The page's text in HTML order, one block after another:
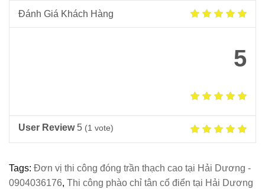
Đánh Giá Khách Hàng
5
User Review 5 (1 vote)
Tags: Đơn vị thi công đóng trần thạch cao tại Hải Dương -
0904036176, Thi công phào chỉ tân cổ điển tại Hải Dương